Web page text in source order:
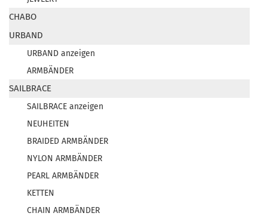
CHABO
URBAND
URBAND anzeigen
ARMBÄNDER
SAILBRACE
SAILBRACE anzeigen
NEUHEITEN
BRAIDED ARMBÄNDER
NYLON ARMBÄNDER
PEARL ARMBÄNDER
KETTEN
CHAIN ARMBÄNDER